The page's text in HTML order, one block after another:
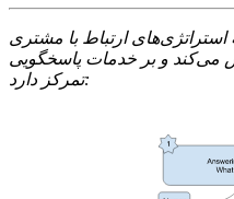
است که استراتژی‌های ارتباط با مشتری
و بر خدمات پاسخگویی
تمرکز دارد: